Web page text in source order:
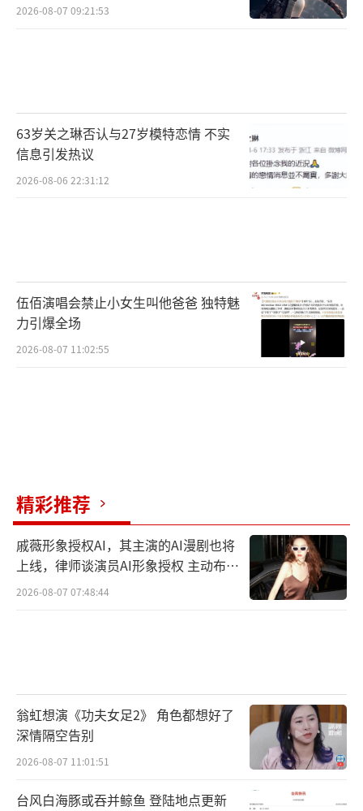
2026-08-07 09:21:53
63岁关之琳否认与27岁模特恋情 不实
信息引发热议
2026-08-06 22:31:12
伍佰演唱会禁止小女生叫他爸爸 独特魅
力引爆全场
2026-08-07 11:02:55
精彩推荐
戚薇形象授权AI，其主演的AI漫剧也将
上线，律师谈演员AI形象授权 主动布局
数字资产
2026-08-07 07:48:44
翁虹想演《功夫女足2》 角色都想好了
深情隔空告别
2026-08-07 11:01:51
台风白海豚或吞并鲸鱼 登陆地点更新